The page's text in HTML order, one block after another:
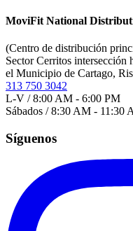
MoviFit National
(Centro de distribución
Sector Cerritos intersección
el Municipio de Cartago,
313 750 3042
L-V / 8:00 AM - 6:00 PM
Sábados / 8:30 AM - 11:30
Síguenos